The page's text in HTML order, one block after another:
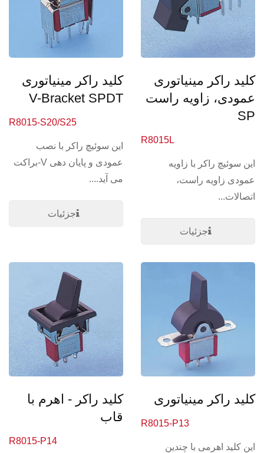
کلید راکر مینیاتوری
عمودی، زاویه راست
SP
R8015L
این سوئیچ راکر با زاویه
عمودی زاویه راست،
اتصالات...
جزئیات
کلید راکر مینیاتوری
V-Bracket SPDT
R8015-S20/S25
این سوئیچ راکر با نصب
عمودی و پایان دهی V-براکت
می آید....
جزئیات
کلید راکر مینیاتوری
R8015-P13
این کلید اهرمی با چندین
کلید راکر - اهرم با
قاب
R8015-P14